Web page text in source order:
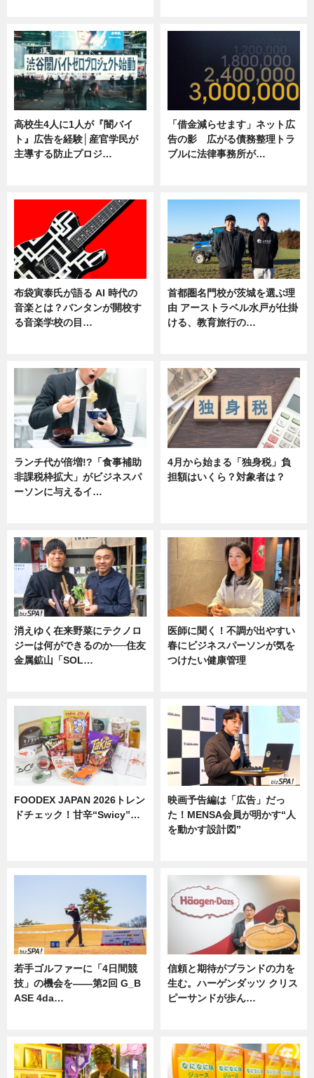
高校生4人に1人が『闇バイ
ト』広告を経験│産官学民が
主導する防止プロジ…
「借金減らせます」ネット広
告の影 広がる債務整理トラ
ブルに法律事務所が…
布袋寅泰氏が語る AI 時代の
音楽とは？バンタンが開校す
る音楽学校の目…
首都圏名門校が茨城を選ぶ理
由 アーストラベル水戸が仕掛
ける、教育旅行の…
ランチ代が倍増!?「食事補助
非課税枠拡大」がビジネスパ
ーソンに与えるイ…
4月から始まる「独身税」負
担額はいくら？対象者は？
消えゆく在来野菜にテクノロ
ジーは何ができるのか──住友
金属鉱山「SOL…
医師に聞く！不調が出やすい
春にビジネスパーソンが気を
つけたい健康管理
FOODEX JAPAN 2026トレン
ドチェック！甘辛“Swicy”…
映画予告編は「広告」だっ
た！MENSA会員が明かす“人
を動かす設計図”
若手ゴルファーに「4日間競
技」の機会を——第2回 G_B
ASE 4da…
信頼と期待がブランドの力を
生む。ハーゲンダッツ クリス
ピーサンドが歩ん…